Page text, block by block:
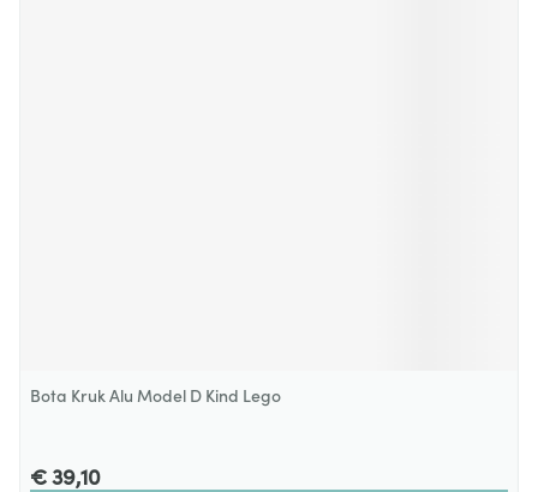
Bota Kruk Alu Model D Kind Lego
€ 39,10